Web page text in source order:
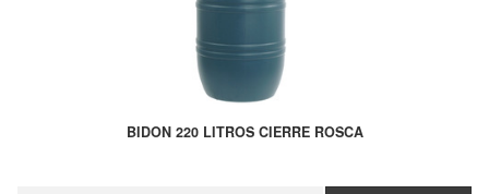
BIDON 220 LITROS CIERRE ROSCA